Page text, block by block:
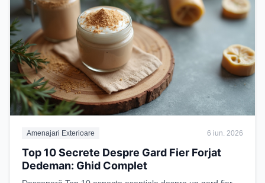
Amenajari Exterioare 6 iun. 2026
Top 10 Secrete Despre Gard Fier Forjat
Dedeman: Ghid Complet